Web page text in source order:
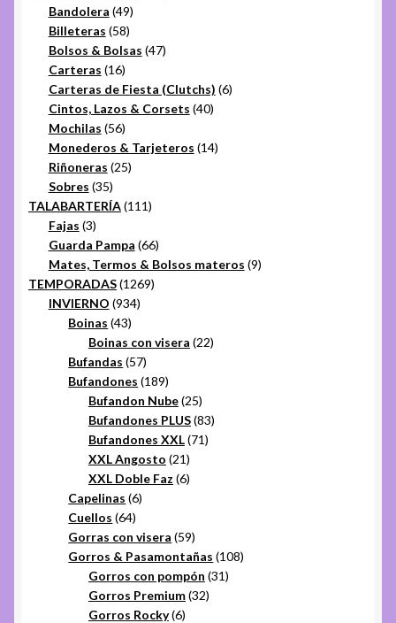
Bandolera 4949
productos
Billeteras 5858
productos
Bolsos & Bolsas 4747
Carteras 1616
productos
Carteras de Fiesta (Clutchs) 66
Cintos, Lazos & Corsets 4040
Mochilas 5656
productos
Monederos & Tarjeteros 1414
Riñoneras 2525
Sobres 3535
productos
TALABARTERÍA 111111
Fajas 33
productos
Guarda Pampa 6666
productos
Mates, Termos & Bolsos materos 99
TEMPORADAS 12691269
INVIERNO 934934
Boinas 4343
productos
Boinas con visera 2222
Bufandas 5757
productos
Bufandones 189189
productos
Bufandon Nube 2525
productos
Bufandones PLUS 8383
Bufandones XXL 7171
XXL Angosto 2121
productos
XXL Doble Faz 66
Capelinas 66
Cuellos 6464
productos
Gorras con visera 5959
productos
Gorros & Pasamontañas 108108
Gorros con pompón 3131
Gorros Premium 3232
Gorros Rocky 66